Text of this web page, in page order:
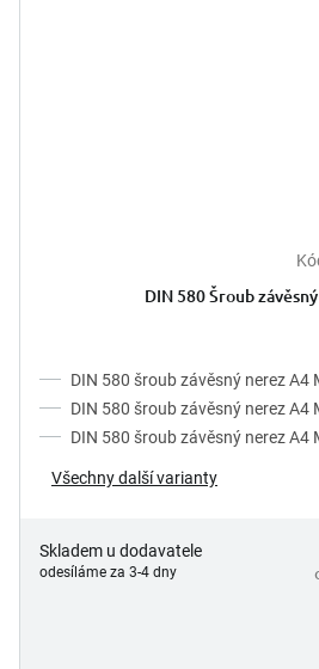
DIN 580 Šroub
DIN 580 šroub závěsný nerez A4
DIN 580 šroub závěsný nerez A4
DIN 580 šroub závěsný nerez A4
Všechny další varianty
Skladem u dodavatele
odesíláme za 3-4 dny